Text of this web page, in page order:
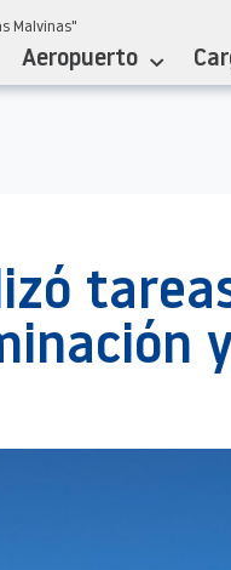
Malvinas"
Aeropuerto